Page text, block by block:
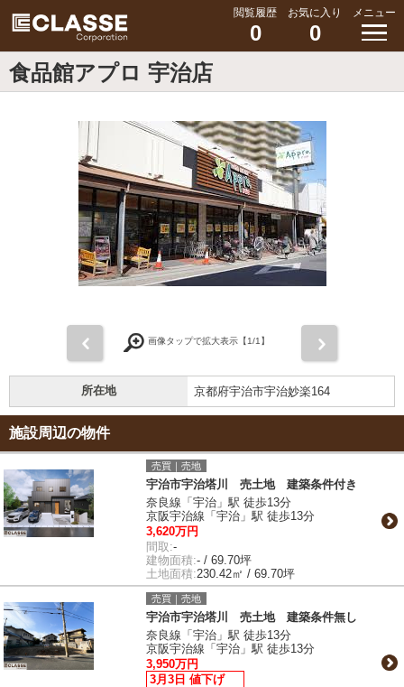
閲覧履歴
0
お気に入り
0
メニュー
食品館アプロ 宇治店
画像タップで拡大表示【1/1】
所在地 京都府宇治市宇治妙楽164
施設周辺の物件
売買｜売地
宇治市宇治塔川 売土地 建築条件付き
奈良線「宇治」駅 徒歩13分
京阪宇治線「宇治」駅 徒歩13分
3,620万円
間取:-
建物面積:- / 69.70坪
土地面積:230.42㎡ / 69.70坪
売買｜売地
宇治市宇治塔川 売土地 建築条件無し
奈良線「宇治」駅 徒歩13分
京阪宇治線「宇治」駅 徒歩13分
3,950万円
3月3日 値下げ